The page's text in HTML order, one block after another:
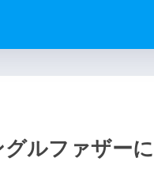
ルファザー